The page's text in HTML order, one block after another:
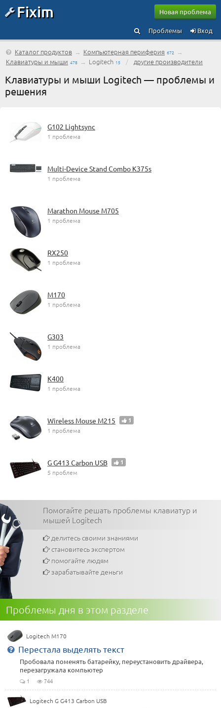
Fixim Новая проблема
Вход
Проблемы
Каталог продуктов → Компьютерная периферия 672 →
Клавиатуры и мыши 478 → Logitech 15 / другие производители
Клавиатуры и мыши Logitech — проблемы и
решения
G102 Lightsync
1 проблема
Multi-Device Stand Combo K375s
1 проблема
Marathon Mouse M705
1 проблема
RX250
1 проблема
М170
1 проблема
G303
1 проблема
K400
1 проблема
Wireless Mouse M215 1
1 проблема
G G413 Carbon USB 1
5 проблем
Помогайте решать проблемы клавиатур и
мышей Logitech
делитесь своими знаниями
становитесь экспертом
помогайте людям
зарабатывайте деньги
Проблемы дня в этом разделе
Logitech М170
Перестала выделять текст
Пробовала поменять батарейку, переустановить драйвера,
перезагружала компьютер
1 744
Logitech G G413 Carbon USB